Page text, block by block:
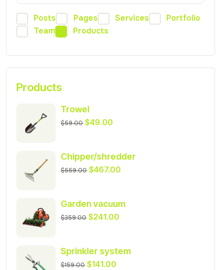
Posts Pages Services
Portfolio
Team
Products
Products
Trowel
$59.00 $49.00
Chipper/shredder
$559.00 $467.00
Garden vacuum
$359.00 $241.00
Sprinkler system
$159.00 $141.00